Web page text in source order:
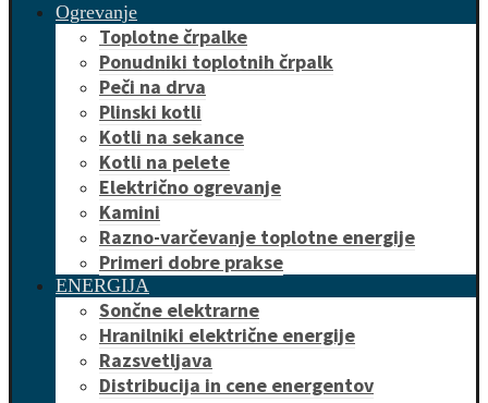
Ogrevanje
Toplotne črpalke
Ponudniki toplotnih črpalk
Peči na drva
Plinski kotli
Kotli na sekance
Kotli na pelete
Električno ogrevanje
Kamini
Razno-varčevanje toplotne energije
Primeri dobre prakse
ENERGIJA
Sončne elektrarne
Hranilniki električne energije
Razsvetljava
Distribucija in cene energentov